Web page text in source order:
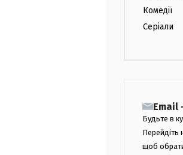
Комедії
Серіали
Email
Будьте в
Перейдіть
щоб